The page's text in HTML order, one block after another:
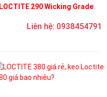
LOCTITE 290 Wicking Grade
Liên hệ: 0938454791